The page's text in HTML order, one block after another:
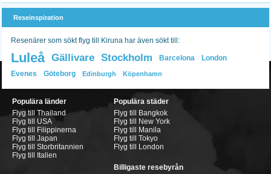
Reseinspiration
Resenärer som sökt flyg till Kiruna har även sökt till:
Luleå Gällivare Stockholm Barcelona
London
Evenes
Göteborg Edinburgh Köpenhamn
Populära länder
Flyg till Thailand
Flyg till USA
Flyg till Filippinerna
Flyg till Japan
Flyg till Storbritannien
Flyg till Italien
Populära städer
Flyg till Bangkok
Flyg till New York
Flyg till Manila
Flyg till Tokyo
Flyg till London
Billigaste resebyrån